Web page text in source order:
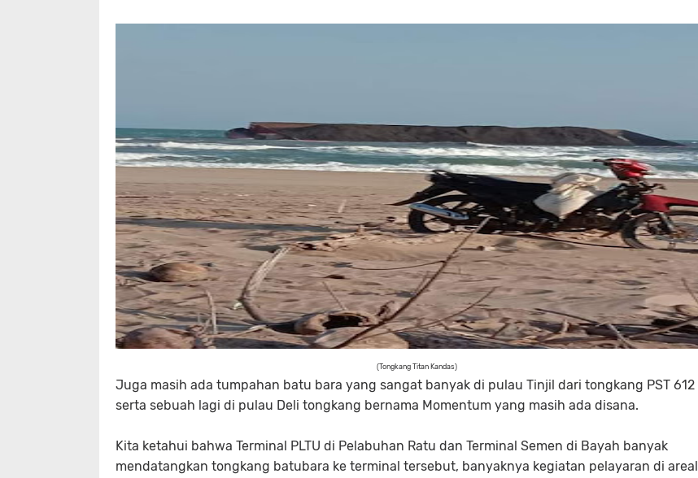
(Tongkang Titan Kandas)
Juga masih ada tumpahan batu bara yang sangat banyak di pulau Tinjil dari tongkang PST 612
serta sebuah lagi di pulau Deli tongkang bernama Momentum yang masih ada disana.
Kita ketahui bahwa Terminal PLTU di Pelabuhan Ratu dan Terminal Semen di Bayah banyak
mendatangkan tongkang batubara ke terminal tersebut, banyaknya kegiatan pelayaran di areal